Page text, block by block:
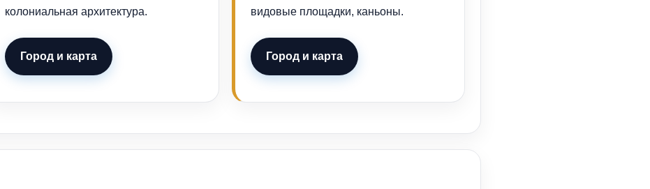
колониальная архитектура.
Город и карта
видовые площадки, каньоны.
Город и карта